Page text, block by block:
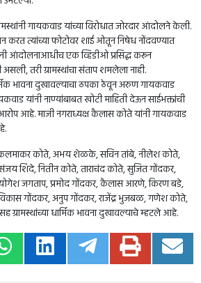
गायकवाड यांच्या विरोधात जोरदार आंदोलने केली.
करत त्यांच्या फोटोवर शाई ओतून निषेध नोंदवण्यात
आंदोलनाआधीच एक व्हिडीओ प्रसिद्ध करून
असली, तरी ग्रामस्थांचा संताप शमलेला नाही.
भावना दुखावल्याचा ठपका ठेवून अरुण गायकवाड
यांनी नाण्यांबाबत खोटी माहिती देऊन साईभक्तांची
आहे. माजी नगराध्यक्ष कैलास कोते यांनी गायकवाड
कलमाकर कोते, अभय शेळके, सचिन तांबे, नीलेश कोते,
शिंदे, नितीन कोते, ताराचंद कोते, सुजित गोंदकर,
जगताप, प्रमोद गोंदकर, कैलास आरणे, किरण बडे,
विकास गोंदकर, अनुप गोंदकर, राजेंद्र भुजबळ, गणेश कोते,
ग्रामस्थांच्या धार्मिक भावना दुखावल्याचे म्हटले आहे.